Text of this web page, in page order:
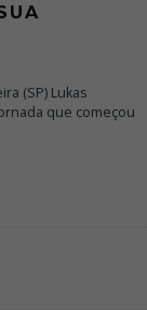
(SP) Lukas
que começou